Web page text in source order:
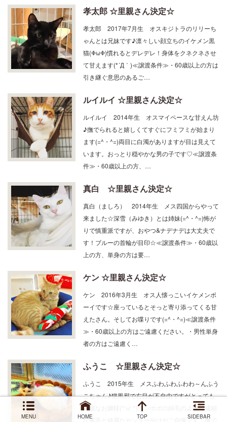
孝太郎 ☆里親さん決定☆
孝太郎 2017年7月生 オスキジトラのリリーち
ゃんとは兄妹です♪凛々しい顔立ちのイケメン黒
猫(ΦωΦ)慣れるとデレデレ！身体をクネクネさせ
て甘えます(*´Д｀)≪譲渡条件≫・60歳以上の方は
引き継ぐ意思のあるご…
ルイルイ ☆里親さん決定☆
ルイルイ 2014年生 オスマイペースな甘えん坊
♪撫でられると嬉しくてすぐにフミフミが始まり
ます(=^・^=)両目に白濁がありますが目は見えて
います。おっとり穏やかな男の子です♡≪譲渡条
件≫・60歳以上の方、…
真白 ☆里親さん決定☆
真白（ましろ） 2014年生 メス四国からやって
来ました☆深雪（みゆき）とは姉妹(=^・^=)怖が
りで慎重派ですが、おやつ&ナデナデは大丈夫で
す！ブルーの首輪が目印☆≪譲渡条件≫・60歳以
上の方、単身の方は要…
ケン ☆里親さん決定☆
ケン 2016年3月生 オス人懐っこいイケメンボ
ーイです☆座っているとそっと寄り添ってくる甘
えたさん。そしてお喋りです(=^・^=)≪譲渡条件
≫・60歳以上の方はご遠慮ください。・男性単身
者の方はご遠慮く…
ふうこ ☆里親さん決定☆
ふうこ 2015年生 メスふわふわふわわ～んふう
こちゃん♪猫風邪で右目が不自由ですがとっても
綺麗なお嬢様(*‘ω‘ *)タンポポの綿毛のような繊細
MENU HOME TOP SIDEBAR